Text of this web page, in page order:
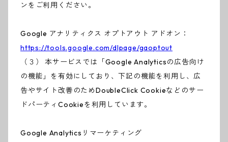
ンをご利用ください。
Google アナリティクス オプトアウト アドオン：
https://tools.google.com/dlpage/gaoptout
（３） 本サービスでは「Google Analyticsの広告向け
の機能」を有効にしており、下記の機能を利用し、広
告やサイト改善のためDoubleClick Cookieなどのサー
ドパーティCookieを利用しています。
Google Analyticsリマーケティング